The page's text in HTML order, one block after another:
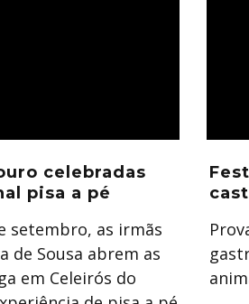
celebradas
pisa a pé
setembro, as irmãs
de Sousa abrem as
em Celeirós do